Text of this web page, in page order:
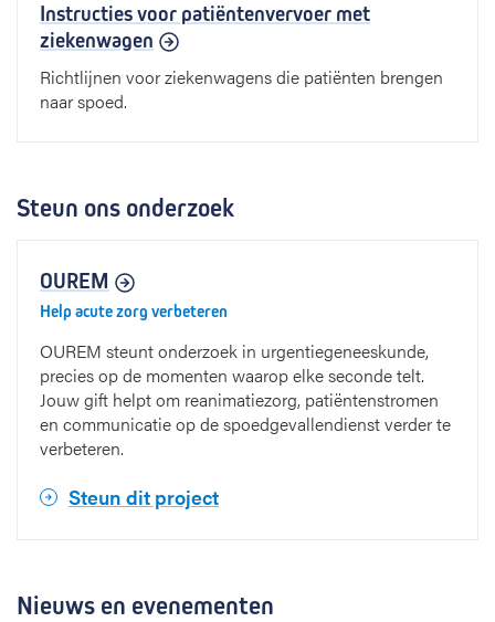
Instructies voor patiëntenvervoer met
ziekenwagen
Richtlijnen voor ziekenwagens die patiënten brengen
naar spoed.
Steun ons onderzoek
OUREM
Help acute zorg verbeteren
OUREM steunt onderzoek in urgentiegeneeskunde,
precies op de momenten waarop elke seconde telt.
Jouw gift helpt om reanimatiezorg, patiëntenstromen
en communicatie op de spoedgevallendienst verder te
verbeteren.
Steun dit project
Nieuws en evenementen